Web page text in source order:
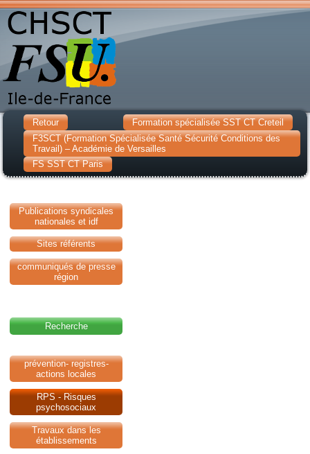
Retour
Formation spécialisée SST CT Creteil
F3SCT (Formation Spécialisée Santé Sécurité Conditions des
Travail) – Académie de Versailles
FS SST CT Paris
Publications syndicales
nationales et idf
Sites référents
communiqués de presse
région
Recherche
prévention- registres-
actions locales
RPS - Risques
psychosociaux
Travaux dans les
établissements